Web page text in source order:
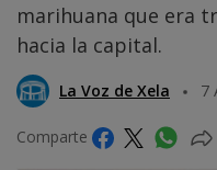
marihuana que era
hacia la capital.
La Voz de Xela 7
Comparte